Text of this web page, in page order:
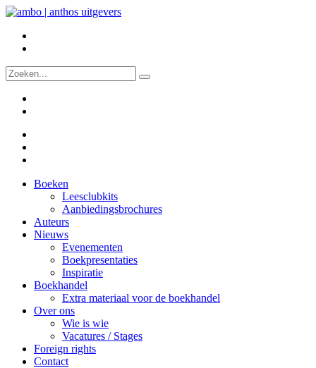
Boeken
Leesclubkits
Aanbiedingsbrochures
Auteurs
Nieuws
Evenementen
Boekpresentaties
Inspiratie
Boekhandel
Extra materiaal voor de boekhandel
Over ons
Wie is wie
Vacatures / Stages
Foreign rights
Contact